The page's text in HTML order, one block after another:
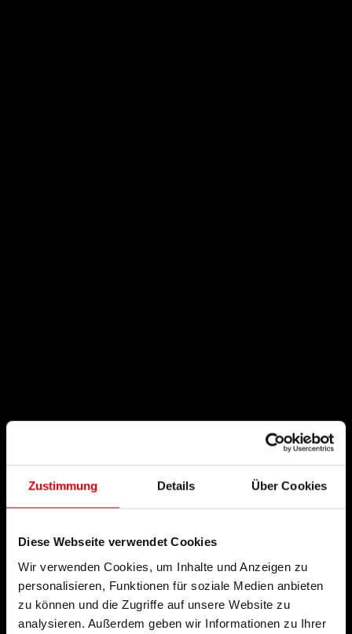
Zustimmung Details Über Cookies
Diese Webseite verwendet Cookies
Wir verwenden Cookies, um Inhalte und Anzeigen zu
personalisieren, Funktionen für soziale Medien anbieten
zu können und die Zugriffe auf unsere Website zu
analysieren. Außerdem geben wir Informationen zu Ihrer